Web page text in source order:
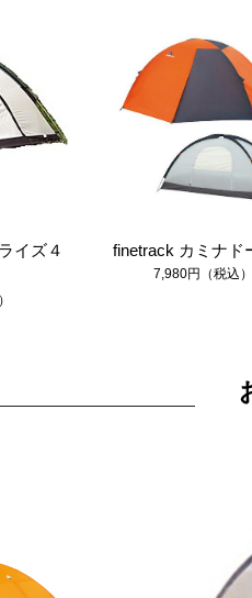
イズ４
finetrack カミナド
7,980円（税込）